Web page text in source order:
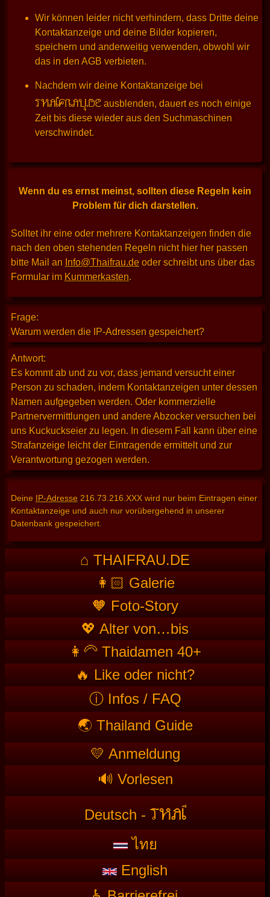
Wir können leider nicht verhindern, dass Dritte deine
Kontaktanzeige und deine Bilder kopieren,
speichern und anderweitig verwenden, obwohl wir
das in den AGB verbieten.
Nachdem wir deine Kontaktanzeige bei
THAIFRAU.DE ausblenden, dauert es noch einige
Zeit bis diese wieder aus den Suchmaschinen
verschwindet.
Wenn du es ernst meinst, sollten diese Regeln kein
Problem für dich darstellen.
Solltet ihr eine oder mehrere Kontaktanzeigen finden die
nach den oben stehenden Regeln nicht hier her passen
bitte Mail an Info@Thaifrau.de oder schreibt uns über das
Formular im Kummerkasten.
Frage:
Warum werden die IP-Adressen gespeichert?
Antwort:
Es kommt ab und zu vor, dass jemand versucht einer
Person zu schaden, indem Kontaktanzeigen unter dessen
Namen aufgegeben werden. Oder kommerzielle
Partnervermittlungen und andere Abzocker versuchen bei
uns Kuckuckseier zu legen. In diesem Fall kann über eine
Strafanzeige leicht der Eintragende ermittelt und zur
Verantwortung gezogen werden.
Deine IP-Adresse 216.73.216.XXX wird nur beim Eintragen einer
Kontaktanzeige und auch nur vorübergehend in unserer
Datenbank gespeichert.
⌂ THAIFRAU.DE
👩🏻 Galerie
🧡 Foto-Story
💖 Alter von…bis
👩‍🦳 Thaidamen 40+
🔥 Like oder nicht?
ⓘ Infos / FAQ
🌏 Thailand Guide
💛 Anmeldung
🔊 Vorlesen
Deutsch - THAI
ไทย
English